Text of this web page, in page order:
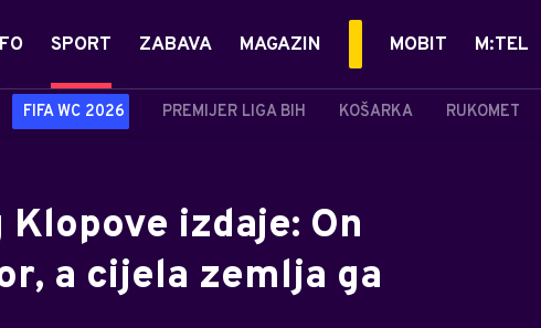
SPORT
FIFA WC 2026 PREMIJER LIGA BIH KOŠARKA RUKOMET
ZABAVA MAGAZIN MOBIT M:TEL
izdaje: On
a cijela zemlja ga